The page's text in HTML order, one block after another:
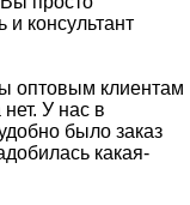
и консультант
оптовым клиентам
У нас в
было заказ
какая-